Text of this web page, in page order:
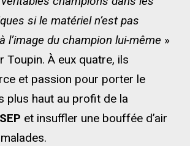
si le matériel n’est pas
l’image du champion lui-même »
Toupin. À eux quatre, ils
et passion pour porter le
plus haut au profit de la
et insuffler une bouffée d’air